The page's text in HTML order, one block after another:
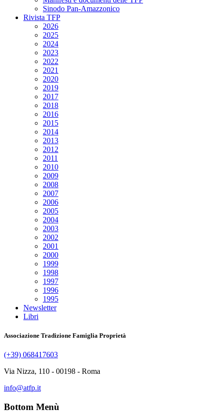
Sinodo Pan-Amazzonico
Rivista TFP
2026
2025
2024
2023
2022
2021
2020
2019
2017
2018
2016
2015
2014
2013
2012
2011
2010
2009
2008
2007
2006
2005
2004
2003
2002
2001
2000
1999
1998
1997
1996
1995
Newsletter
Libri
Associazione Tradizione Famiglia Proprietà
(+39) 068417603
Via Nizza, 110 - 00198 - Roma
info@atfp.it
Bottom Menù